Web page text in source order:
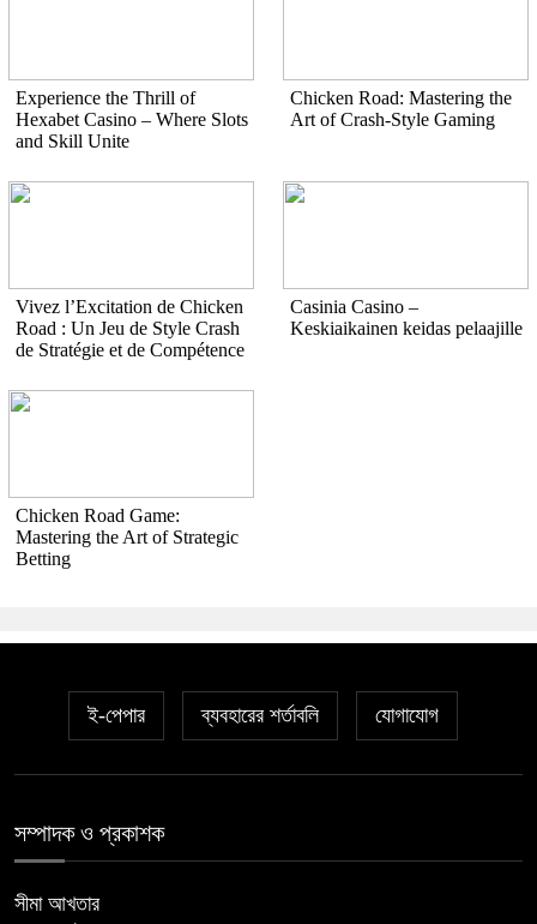
Experience the Thrill of
Hexabet Casino – Where Slots
and Skill Unite
Chicken Road: Mastering the
Art of Crash-Style Gaming
Vivez l’Excitation de Chicken
Road : Un Jeu de Style Crash
de Stratégie et de Compétence
Casinia Casino –
Keskiaikainen keidas pelaajille
Chicken Road Game:
Mastering the Art of Strategic
Betting
ই-পেপার ব্যবহারের শর্তাবলি যোগাযোগ
সম্পাদক ও প্রকাশক
সীমা আখতার